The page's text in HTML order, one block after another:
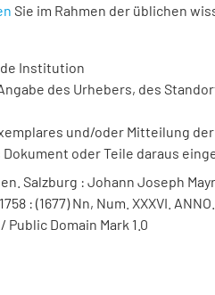
Sie im Rahmen der üblichen
Institution
des Urhebers, des
und/oder Mitteilung
oder Teile daraus
Salzburg : Johann Joseph
: (1677) Nn, Num. XXXVI.
Domain Mark 1.0